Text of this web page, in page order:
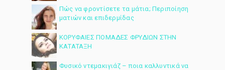
Πώς να φροντίσετε τα μάτια; Περιποίηση
ματιών και επιδερμίδας
ΚΟΡΥΦΑΙΕΣ ΠΟΜΑΔΕΣ ΦΡΥΔΙΩΝ ΣΤΗΝ
ΚΑΤΑΤΑΞΗ
Φυσικό ντεμακιγιάζ – ποια καλλυντικά να